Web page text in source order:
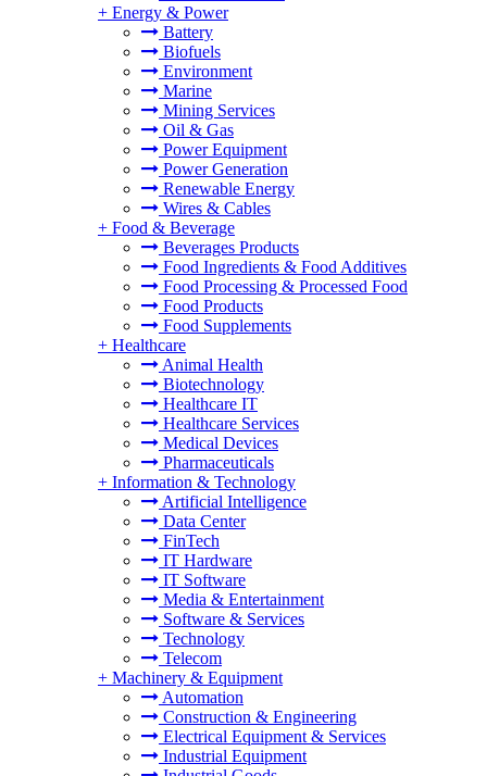
+ Energy & Power
Battery
Biofuels
Environment
Marine
Mining Services
Oil & Gas
Power Equipment
Power Generation
Renewable Energy
Wires & Cables
+ Food & Beverage
Beverages Products
Food Ingredients & Food Additives
Food Processing & Processed Food
Food Products
Food Supplements
+ Healthcare
Animal Health
Biotechnology
Healthcare IT
Healthcare Services
Medical Devices
Pharmaceuticals
+ Information & Technology
Artificial Intelligence
Data Center
FinTech
IT Hardware
IT Software
Media & Entertainment
Software & Services
Technology
Telecom
+ Machinery & Equipment
Automation
Construction & Engineering
Electrical Equipment & Services
Industrial Equipment